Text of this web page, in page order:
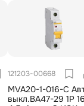
121203-00668
MVA20-1-016-C
выкл.ВА47-29 1Р